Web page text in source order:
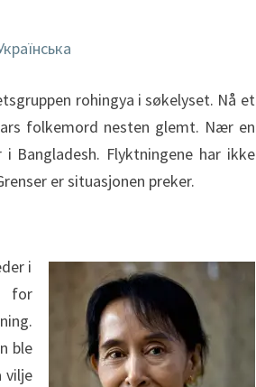
rohingya i søkelyset. Nå et
folkemord nesten glemt. Nær en
Bangladesh. Flyktningene har ikke
er situasjonen preker.
i
for
ble
vilje